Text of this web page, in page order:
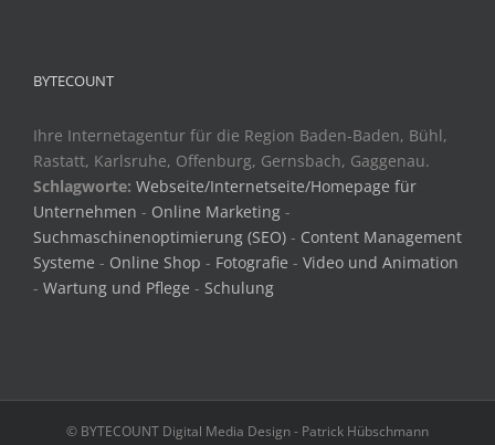
Ihre Internetagentur für die Region Baden-Baden, Bühl,
Schlagworte: Webseite/Internetseite/Homepage für
Unternehmen-Online Marketing-
Suchmaschinenoptimierung (SEO)-Content Management
Systeme-Online Shop -Fotografie-
-Wartung und Pflege-Schulung
Mail